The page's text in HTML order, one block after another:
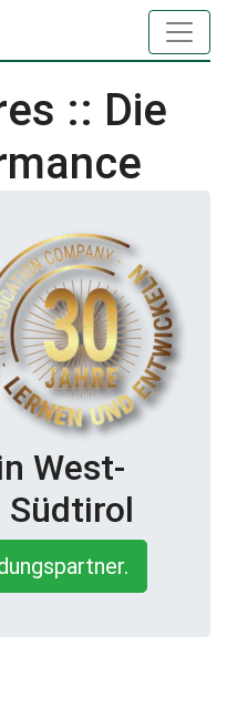
:: Die
West-
Südtirol